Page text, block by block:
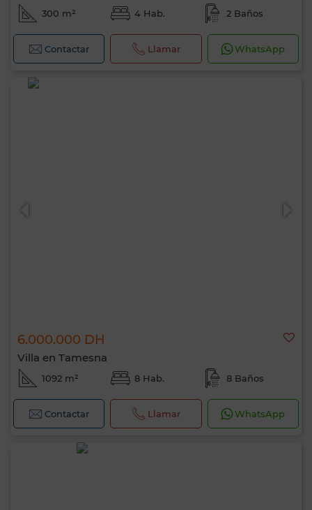
300 m² 4 Hab. 2 Baños
Contactar Llamar WhatsApp
6.000.000 DH
Villa en Tamesna
1092 m² 8 Hab. 8 Baños
Contactar Llamar WhatsApp